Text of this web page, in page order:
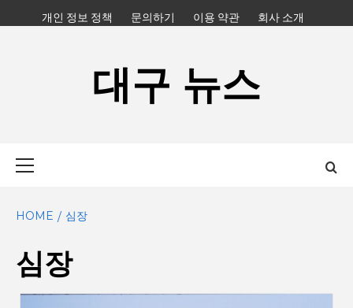
to
개인 정보 정책 문의하기 이용 약관 회사 소개
대구 뉴스
HOME 심장
심장